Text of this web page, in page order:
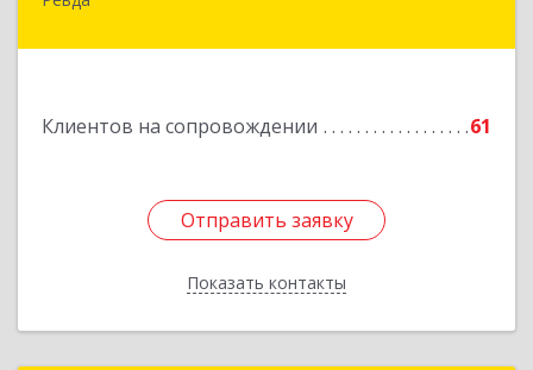
Клиентов на сопровождении 61
Отправить заявку
Показать контакты
Отправить заявку
Назад